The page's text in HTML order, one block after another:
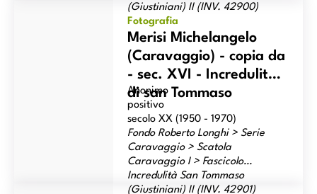
(Giustiniani) II (INV. 42900)
Merisi Michelangelo (Caravaggio) - copia da - sec. XVI -
Incredulità di san Tommaso
Merisi Michelangelo
(Caravaggio) - copia da
- sec. XVI - Incredulità
di san Tommaso
Anonimo
Fotografia
positivo
secolo XX (1950 - 1970)
Fondo Roberto Longhi > Serie
Caravaggio > Scatola
Caravaggio I > Fascicolo
Incredulità San Tommaso
(Giustiniani) II (INV. 42901)
Merisi Michelangelo (Caravaggio) - copia da - sec. XVII -